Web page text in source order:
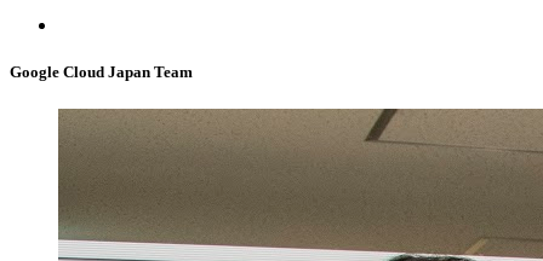
Google Cloud Japan Team